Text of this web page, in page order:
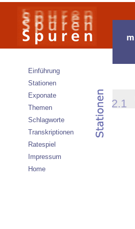
Einführung
Stationen
Exponate
Themen
Schlagworte
Transkriptionen
Ratespiel
Impressum
Home
2.1